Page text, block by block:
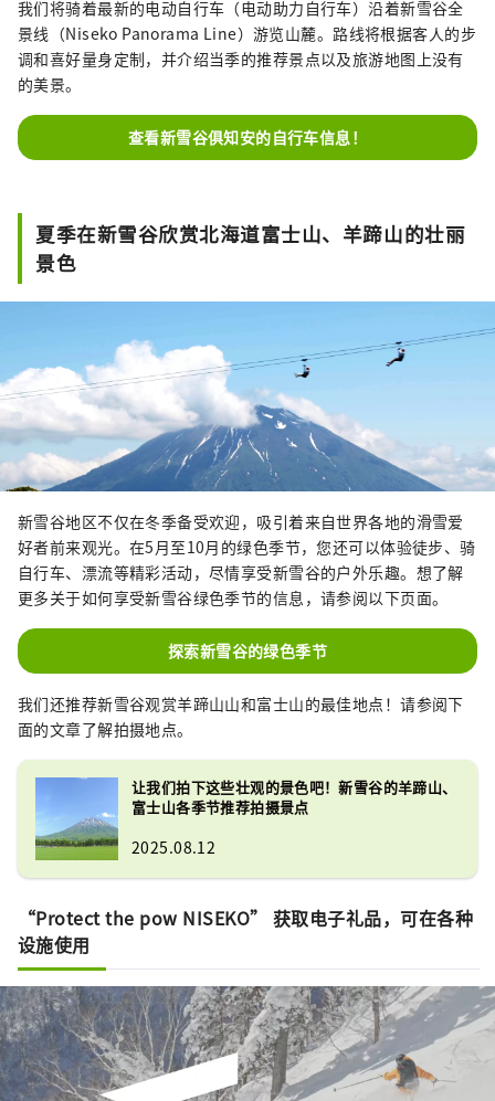
我们将骑着最新的电动自行车（电动助力自行车）沿着新雪谷全
景线（Niseko Panorama Line）游览山麓。路线将根据客人的步
调和喜好量身定制，并介绍当季的推荐景点以及旅游地图上没有
的美景。
查看新雪谷俱知安的自行车信息！
夏季在新雪谷欣赏北海道富士山、羊蹄山的壮丽
景色
新雪谷地区不仅在冬季备受欢迎，吸引着来自世界各地的滑雪爱
好者前来观光。在5月至10月的绿色季节，您还可以体验徒步、骑
自行车、漂流等精彩活动，尽情享受新雪谷的户外乐趣。想了解
更多关于如何享受新雪谷绿色季节的信息，请参阅以下页面。
探索新雪谷的绿色季节
我们还推荐新雪谷观赏羊蹄山山和富士山的最佳地点！请参阅下
面的文章了解拍摄地点。
让我们拍下这些壮观的景色吧！新雪谷的羊蹄山、
富士山各季节推荐拍摄景点
2025.08.12
“Protect the pow NISEKO” 获取电子礼品，可在各种
设施使用